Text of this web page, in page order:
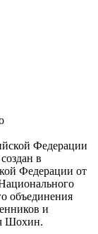
Федерации
в
Федерации от
объединения
и
Шохин.